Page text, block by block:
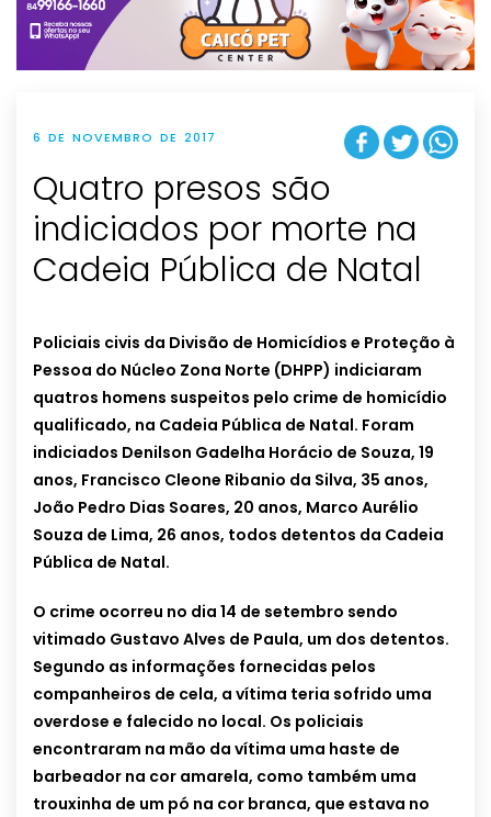
i
o
n
6 DE NOVEMBRO DE 2017
Quatro presos são
indiciados por morte na
Cadeia Pública de Natal
Policiais civis da Divisão de Homicídios e Proteção à
Pessoa do Núcleo Zona Norte (DHPP) indiciaram
quatros homens suspeitos pelo crime de homicídio
qualificado, na Cadeia Pública de Natal. Foram
indiciados Denilson Gadelha Horácio de Souza, 19
anos, Francisco Cleone Ribanio da Silva, 35 anos,
João Pedro Dias Soares, 20 anos, Marco Aurélio
Souza de Lima, 26 anos, todos detentos da Cadeia
Pública de Natal.
O crime ocorreu no dia 14 de setembro sendo
vitimado Gustavo Alves de Paula, um dos detentos.
Segundo as informações fornecidas pelos
companheiros de cela, a vítima teria sofrido uma
overdose e falecido no local. Os policiais
encontraram na mão da vítima uma haste de
barbeador na cor amarela, como também uma
trouxinha de um pó na cor branca, que estava no